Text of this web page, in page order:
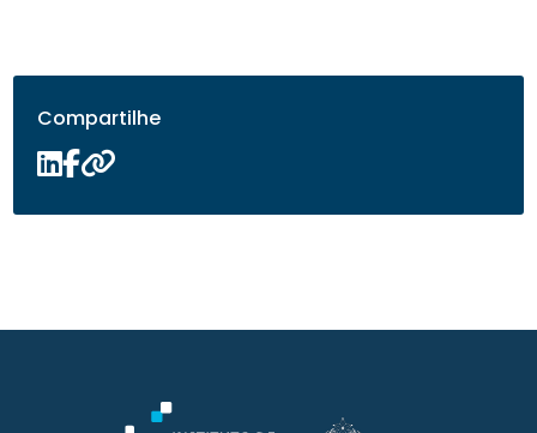
Compartilhe